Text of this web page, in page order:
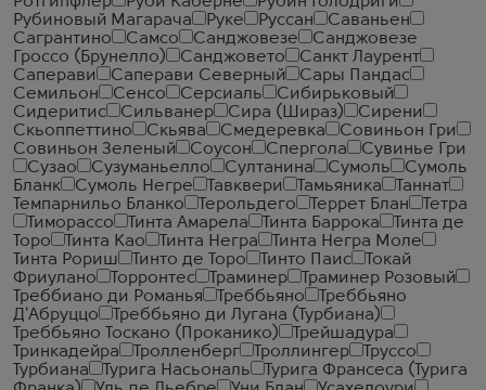
Рубиновый Магарача
Руке Руссан
Саваньен
Сагрантино
Самсо Санджовезе
Санджовезе
Гроссо (Брунелло)
Санджовето
Санкт Лаурент
Саперави
Саперави Северный
Сары Пандас
Семильон
Сенсо Серсиаль
Сибирьковый
Сидеритис
Сильванер Сира (Шираз)
Сирени
Скьоппеттино
Скьява Смедеревка
Совиньон Гри
Совиньон Зеленый
Соусон Спергола
Сувинье Гри
Сузао
Сузуманьелло Султанина Сумоль
Сумоль
Бланк
Сумоль Негре Тавквери Тамьяника
Таннат
Темпарнильо Бланко
Терольдего Террет Блан
Тетра
Тиморассо
Тинта Амарела Тинта Баррока
Тинта де
Торо
Тинта Као Тинта Негра
Тинта Негра Моле
Тинта Рориш
Тинто де Торо Тинто Паис
Токай
Фриулано
Торронтес Траминер
Траминер Розовый
Треббиано ди Романья
Треббьяно
Треббьяно
Д'Абруццо
Треббьяно ди Лугана (Турбиана)
Треббьяно Тоскано (Проканико)
Трейшадура
Тринкадейра
Тролленберг Троллингер
Труссо
Турбиана
Турига Насьональ
Турига Франсеса (Турига